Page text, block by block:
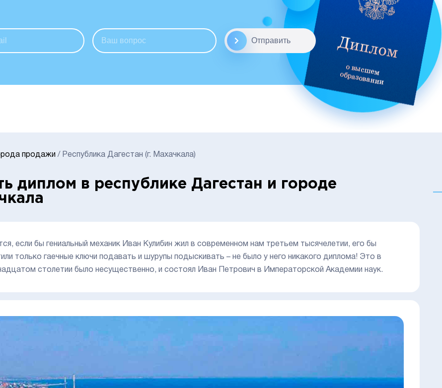
Отправить
продажи / Республика Дагестан (г. Махачкала)
диплом в республике Дагестан и городе
если бы гениальный механик Иван Кулибин жил в современном нам третьем тысячелетии, его бы
только гаечные ключи подавать и шурупы подыскивать – не было у него никакого диплома! Это в
столетии было несущественно, и состоял Иван Петрович в Императорской Академии наук.